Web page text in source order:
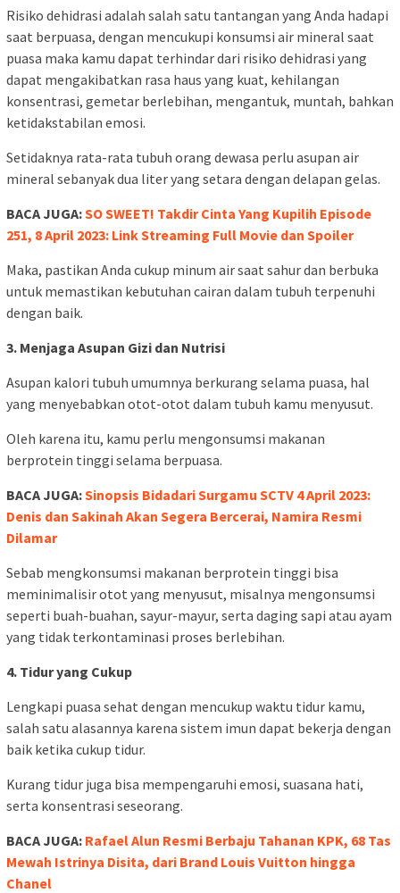
Risiko dehidrasi adalah salah satu tantangan yang Anda hadapi
saat berpuasa, dengan mencukupi konsumsi air mineral saat
puasa maka kamu dapat terhindar dari risiko dehidrasi yang
dapat mengakibatkan rasa haus yang kuat, kehilangan
konsentrasi, gemetar berlebihan, mengantuk, muntah, bahkan
ketidakstabilan emosi.
Setidaknya rata-rata tubuh orang dewasa perlu asupan air
mineral sebanyak dua liter yang setara dengan delapan gelas.
BACA JUGA:SO SWEET! Takdir Cinta Yang Kupilih Episode
251, 8 April 2023: Link Streaming Full Movie dan Spoiler
Maka, pastikan Anda cukup minum air saat sahur dan berbuka
untuk memastikan kebutuhan cairan dalam tubuh terpenuhi
dengan baik.
3. Menjaga Asupan Gizi dan Nutrisi
Asupan kalori tubuh umumnya berkurang selama puasa, hal
yang menyebabkan otot-otot dalam tubuh kamu menyusut.
Oleh karena itu, kamu perlu mengonsumsi makanan
berprotein tinggi selama berpuasa.
BACA JUGA:Sinopsis Bidadari Surgamu SCTV 4 April 2023:
Denis dan Sakinah Akan Segera Bercerai, Namira Resmi
Dilamar
Sebab mengkonsumsi makanan berprotein tinggi bisa
meminimalisir otot yang menyusut, misalnya mengonsumsi
seperti buah-buahan, sayur-mayur, serta daging sapi atau ayam
yang tidak terkontaminasi proses berlebihan.
4. Tidur yang Cukup
Lengkapi puasa sehat dengan mencukup waktu tidur kamu,
salah satu alasannya karena sistem imun dapat bekerja dengan
baik ketika cukup tidur.
Kurang tidur juga bisa mempengaruhi emosi, suasana hati,
serta konsentrasi seseorang.
BACA JUGA: Rafael Alun Resmi Berbaju Tahanan KPK, 68 Tas
Mewah Istrinya Disita, dari Brand Louis Vuitton hingga
Chanel